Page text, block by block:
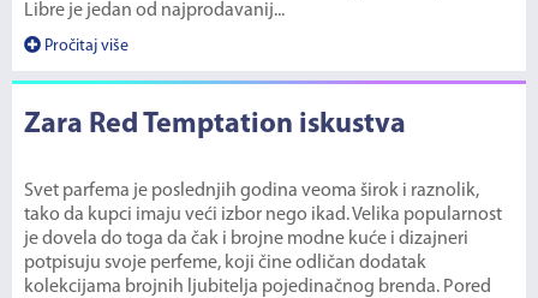
Libre je jedan od najprodavanij...
Pročitaj više
Zara Red Temptation iskustva
Svet parfema je poslednjih godina veoma širok i raznolik,
tako da kupci imaju veći izbor nego ikad. Velika popularnost
je dovela do toga da čak i brojne modne kuće i dizajneri
potpisuju svoje perfeme, koji čine odličan dodatak
kolekcijama brojnih ljubitelja pojedinačnog brenda. Pored